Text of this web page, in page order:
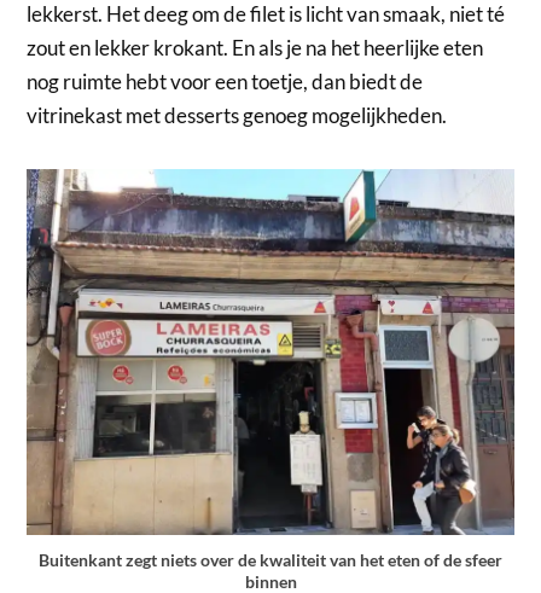
lekkerst. Het deeg om de filet is licht van smaak, niet té
zout en lekker krokant. En als je na het heerlijke eten
nog ruimte hebt voor een toetje, dan biedt de
vitrinekast met desserts genoeg mogelijkheden.
Buitenkant zegt niets over de kwaliteit van het eten of de sfeer
binnen